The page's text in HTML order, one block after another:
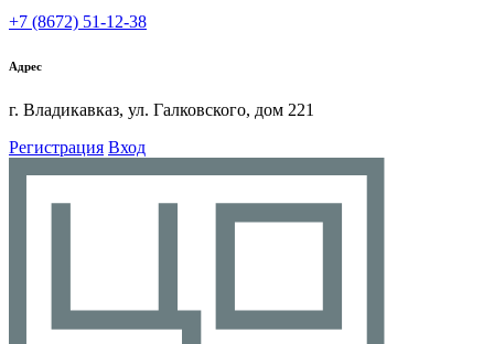
+7 (8672) 51-12-38
Адрес
г. Владикавказ, ул. Галковского, дом 221
Регистрация Вход